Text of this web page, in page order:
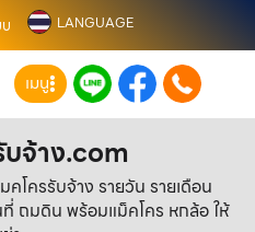
LANGUAGE
เมนู
จ้าง.com
โครรับจ้าง รายวัน รายเดือน
ถมดิน พร้อมแม็คโคร หกล้อ ให้